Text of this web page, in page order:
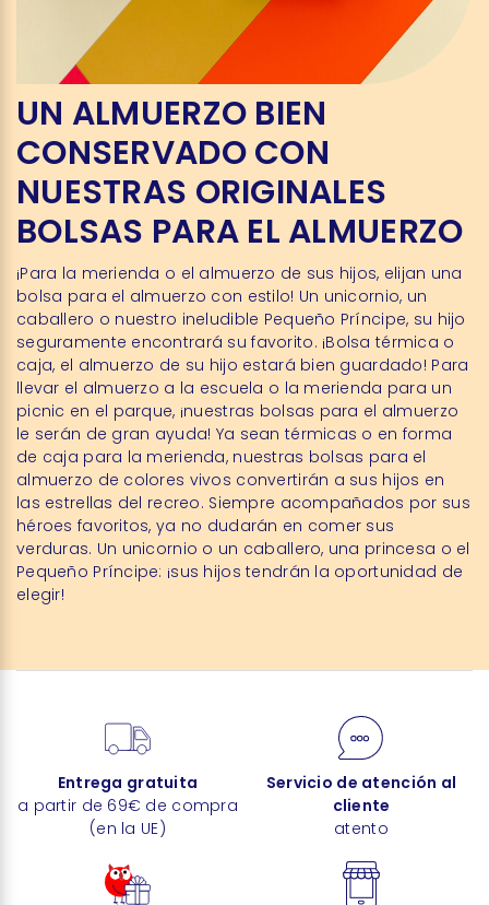
UN ALMUERZO BIEN
CONSERVADO CON
NUESTRAS ORIGINALES
BOLSAS PARA EL ALMUERZO
¡Para la merienda o el almuerzo de sus hijos, elijan una
bolsa para el almuerzo con estilo! Un unicornio, un
caballero o nuestro ineludible Pequeño Príncipe, su hijo
seguramente encontrará su favorito. ¡Bolsa térmica o
caja, el almuerzo de su hijo estará bien guardado! Para
llevar el almuerzo a la escuela o la merienda para un
picnic en el parque, ¡nuestras bolsas para el almuerzo
le serán de gran ayuda! Ya sean térmicas o en forma
de caja para la merienda, nuestras bolsas para el
almuerzo de colores vivos convertirán a sus hijos en
las estrellas del recreo. Siempre acompañados por sus
héroes favoritos, ya no dudarán en comer sus
verduras. Un unicornio o un caballero, una princesa o el
Pequeño Príncipe: ¡sus hijos tendrán la oportunidad de
elegir!
Entrega gratuita
a partir de 69€ de compra
(en la UE)
Servicio de atención al
cliente
atento